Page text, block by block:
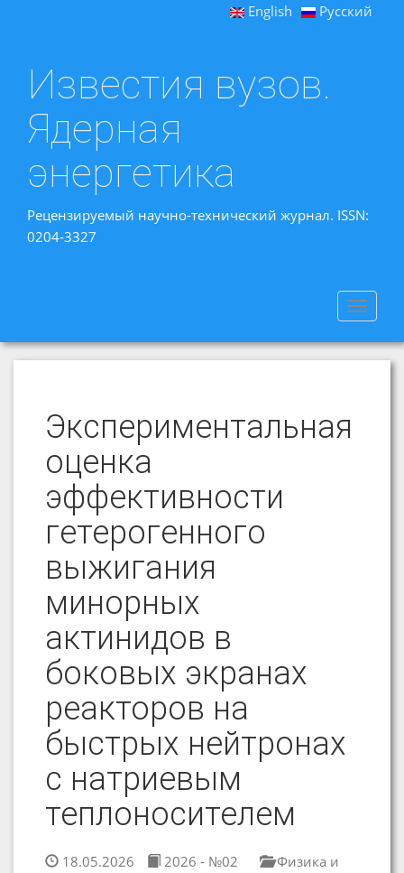
English Русский
Известия вузов.
Ядерная
энергетика
Рецензируемый научно-технический журнал. ISSN:
0204-3327
Toggle
Экспериментальная
оценка
эффективности
гетерогенного
выжигания
минорных
актинидов в
боковых экранах
реакторов на
быстрых нейтронах
с натриевым
теплоносителем
18.05.2026 2026 - №02
Физика и